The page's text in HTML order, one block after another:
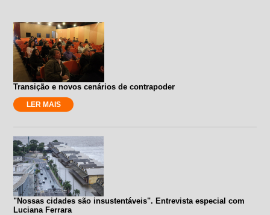
Transição e novos cenários de contrapoder
LER MAIS
"Nossas cidades são insustentáveis". Entrevista especial com
Luciana Ferrara